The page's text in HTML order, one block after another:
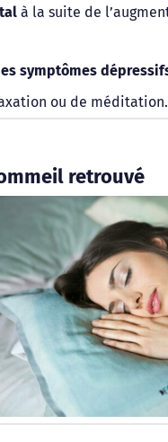
à la suite de
symptômes
ou de méditation.
retrouvé